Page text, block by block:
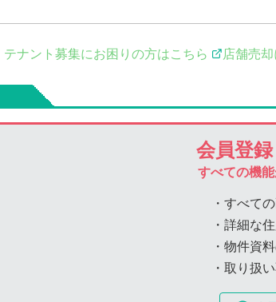
テナント募集にお困りの方はこちら 店舗売
会員登
すべての機
・すべて
・詳細な
・物件資
・取り扱